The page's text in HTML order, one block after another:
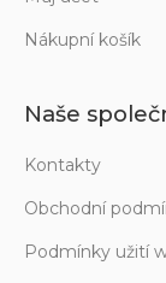
Nákupní košík
Naše
Kontakty
Obchodní
Podmínky užití